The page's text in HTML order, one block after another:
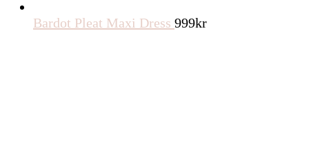
Bardot Pleat Maxi Dress 999kr